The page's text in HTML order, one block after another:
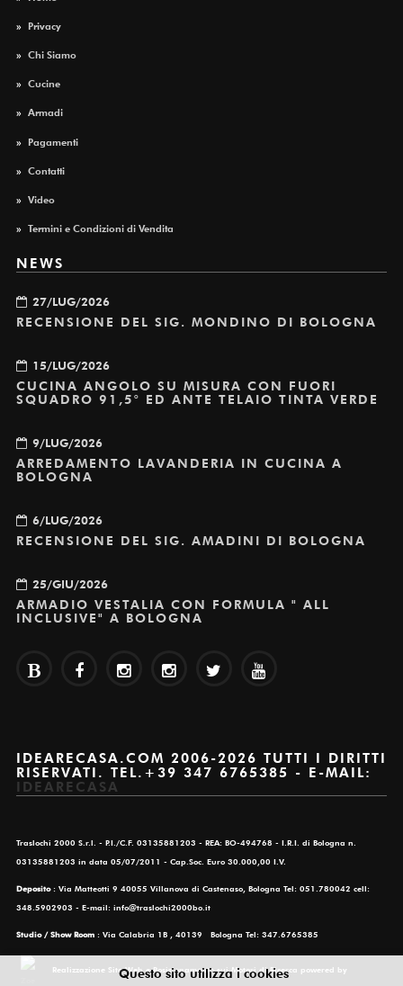
Privacy
Chi Siamo
Cucine
» Armadi
Pagamenti
Contatti
Video
Termini e Condizioni di Vendita
NEWS
27/LUG/2026
RECENSIONE DEL SIG. MONDINO DI BOLOGNA
15/LUG/2026
CUCINA ANGOLO SU MISURA CON FUORI
SQUADRO 91,5° ED ANTE TELAIO TINTA VERDE
9/LUG/2026
ARREDAMENTO LAVANDERIA IN CUCINA A
BOLOGNA
6/LUG/2026
RECENSIONE DEL SIG. AMADINI DI BOLOGNA
25/GIU/2026
ARMADIO VESTALIA CON FORMULA " ALL
INCLUSIVE" A BOLOGNA
IDEARECASA.COM 2006-2026 TUTTI I DIRITTI
RISERVATI. TEL.+39 347 6765385 - E-MAIL:
IDEARECASA
Traslochi 2000 S.r.l. - P.I./C.F. 03135881203 - REA: BO-494768 - I.R.I. di Bologna n.
03135881203 in data 05/07/2011 - Cap.Soc. Euro 30.000,00 I.V.
Deposito : Via Matteotti 9 40055 Villanova di Castenaso, Bologna Tel: 051.780042 cell:
348.5902903 - E-mail: info@traslochi2000bo.it
Studio / Show Room : Via Calabria 1B , 40139 Bologna Tel: 347.6765385
Realizzazione Sito Web e Posizionamento sui Motori di Ricerca powered by
Questo sito utilizza i cookies